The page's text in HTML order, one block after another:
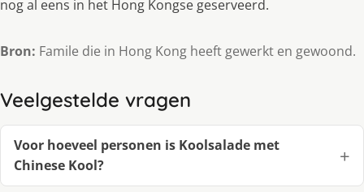
nog al eens in het Hong Kongse geserveerd.
Bron: Famile die in Hong Kong heeft gewerkt en gewoond.
Veelgestelde vragen
Voor hoeveel personen is Koolsalade met
Chinese Kool?